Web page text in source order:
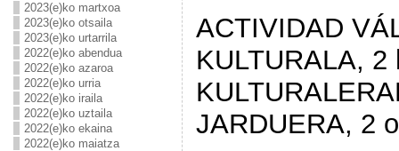
2023(e)ko martxoa
2023(e)ko otsaila
2023(e)ko urtarrila
2022(e)ko abendua
2022(e)ko azaroa
2022(e)ko urria
2022(e)ko iraila
2022(e)ko uztaila
2022(e)ko ekaina
2022(e)ko maiatza
ACTIVIDAD
KULTURALA,
JARDUERA, 2